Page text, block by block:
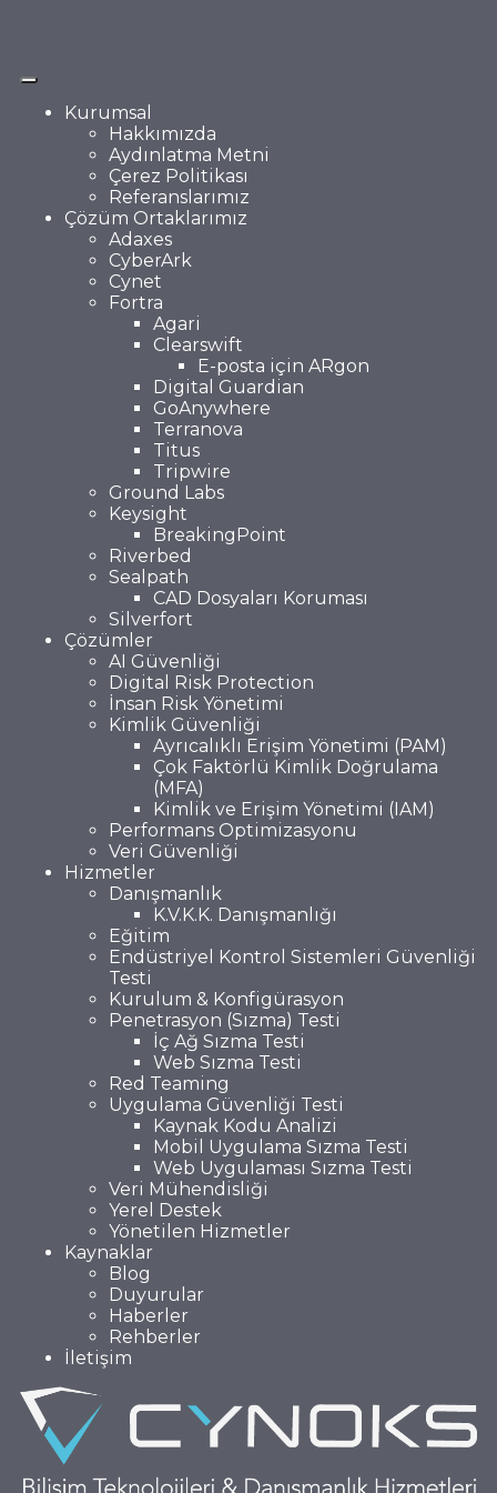
Kurumsal
Hakkımızda
Aydınlatma Metni
Çerez Politikası
Referanslarımız
Çözüm Ortaklarımız
Adaxes
CyberArk
Cynet
Fortra
Agari
Clearswift
E-posta için ARgon
Digital Guardian
GoAnywhere
Terranova
Titus
Tripwire
Ground Labs
Keysight
BreakingPoint
Riverbed
Sealpath
CAD Dosyaları Koruması
Silverfort
Çözümler
AI Güvenliği
Digital Risk Protection
İnsan Risk Yönetimi
Kimlik Güvenliği
Ayrıcalıklı Erişim Yönetimi (PAM)
Çok Faktörlü Kimlik Doğrulama
(MFA)
Kimlik ve Erişim Yönetimi (IAM)
Performans Optimizasyonu
Veri Güvenliği
Hizmetler
Danışmanlık
K.V.K.K. Danışmanlığı
Eğitim
Endüstriyel Kontrol Sistemleri Güvenliği
Testi
Kurulum & Konfigürasyon
Penetrasyon (Sızma) Testi
İç Ağ Sızma Testi
Web Sızma Testi
Red Teaming
Uygulama Güvenliği Testi
Kaynak Kodu Analizi
Mobil Uygulama Sızma Testi
Web Uygulaması Sızma Testi
Veri Mühendisliği
Yerel Destek
Yönetilen Hizmetler
Kaynaklar
Blog
Duyurular
Haberler
Rehberler
İletişim